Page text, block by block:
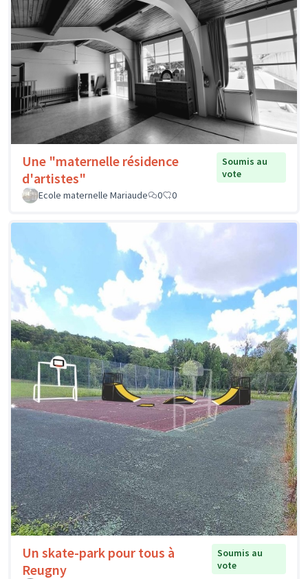
Une "maternelle résidence
d'artistes"
Soumis au
vote
Ecole maternelle Mariaude
0 0
Un skate-park pour tous à
Reugny
Soumis au
vote